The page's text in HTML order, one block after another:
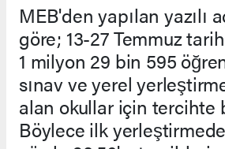
MEB'den yapılan yazılı
göre; 13-27 Temmuz
1 milyon 29 bin 595
sınav ve yerel
alan okullar için tercihte
Böylece ilk